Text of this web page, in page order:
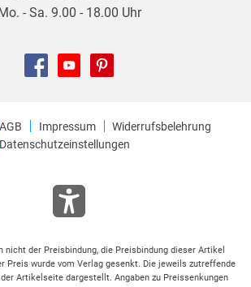
- Sa. 9.00 - 18.00 Uhr
AGB Impressum
Widerrufsbelehrung
Datenschutzeinstellungen
nicht der Preisbindung, die Preisbindung dieser Artikel
Preis wurde vom Verlag gesenkt. Die jeweils zutreffende
Artikelseite dargestellt. Angaben zu Preissenkungen